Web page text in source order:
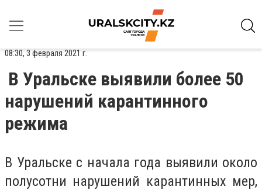
08:30, 3 февраля 2021 г.
В Уральске выявили более 50
нарушений карантинного
режима
В Уральске с начала года выявили около
полусотни нарушений карантинных мер,